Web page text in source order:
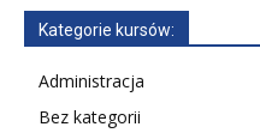
Kategorie kursów:
Administracja
Bez kategorii